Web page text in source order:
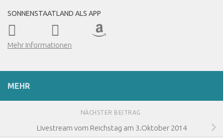
SONNENSTAATLAND ALS APP
Mehr Informationen
MEHR
NÄCHSTER BEITRAG
Livestream vom Reichstag am 3.Oktober 2014